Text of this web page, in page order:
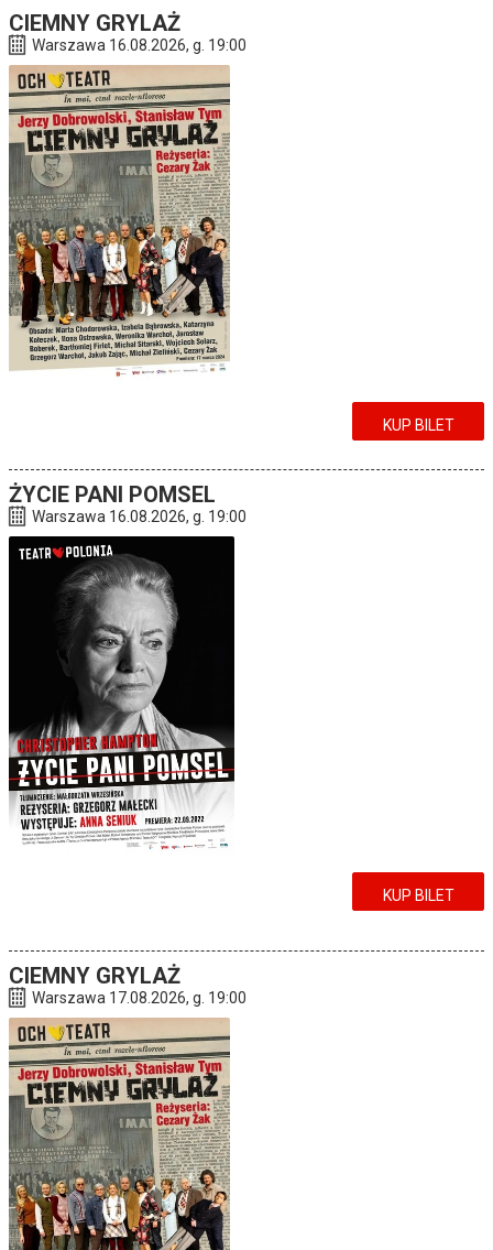
CIEMNY GRYLAŻ
Warszawa 16.08.2026, g. 19:00
KUP BILET
ŻYCIE PANI POMSEL
Warszawa 16.08.2026, g. 19:00
KUP BILET
CIEMNY GRYLAŻ
Warszawa 17.08.2026, g. 19:00